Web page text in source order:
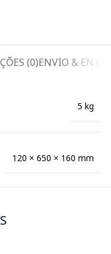
(0)ENVIO &
5 kg
120 × 650 × 160 mm